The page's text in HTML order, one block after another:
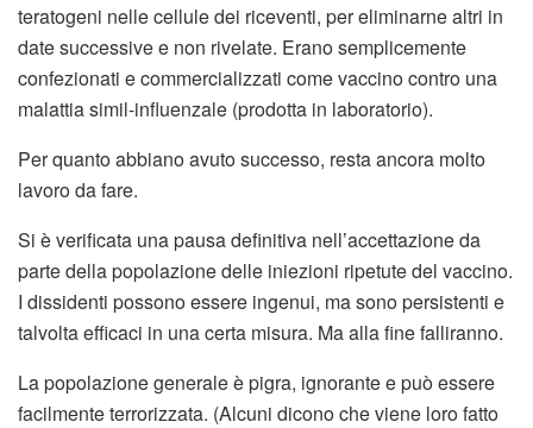
teratogeni nelle cellule dei riceventi, per eliminarne altri in
date successive e non rivelate. Erano semplicemente
confezionati e commercializzati come vaccino contro una
malattia simil-influenzale (prodotta in laboratorio).
Per quanto abbiano avuto successo, resta ancora molto
lavoro da fare.
Si è verificata una pausa definitiva nell’accettazione da
parte della popolazione delle iniezioni ripetute del vaccino.
I dissidenti possono essere ingenui, ma sono persistenti e
talvolta efficaci in una certa misura. Ma alla fine falliranno.
La popolazione generale è pigra, ignorante e può essere
facilmente terrorizzata. (Alcuni dicono che viene loro fatto